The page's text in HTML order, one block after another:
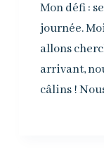
Mon défi :
journée.
allons
arrivant,
câlins !